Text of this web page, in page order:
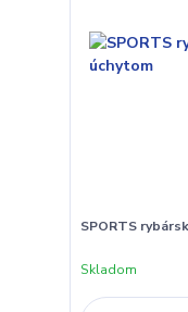
SPORTS
Skladom